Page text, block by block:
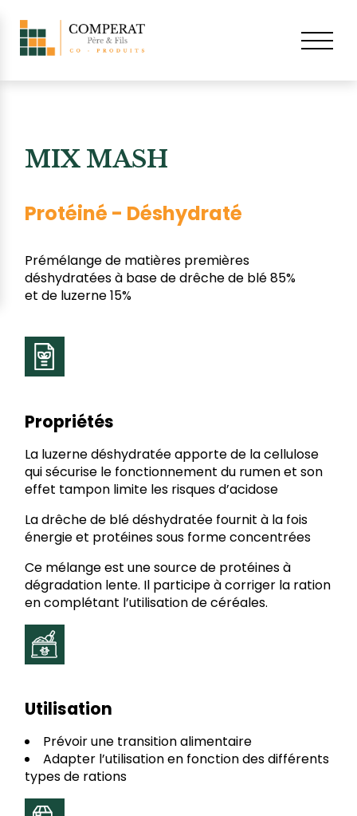
MIX MASH
Protéiné - Déshydraté
Prémélange de matières premières
déshydratées à base de drêche de blé 85%
et de luzerne 15%
Propriétés
La luzerne déshydratée apporte de la cellulose
qui sécurise le fonctionnement du rumen et son
effet tampon limite les risques d’acidose
La drêche de blé déshydratée fournit à la fois
énergie et protéines sous forme concentrées
Ce mélange est une source de protéines à
dégradation lente. Il participe à corriger la ration
en complétant l’utilisation de céréales.
Utilisation
Prévoir une transition alimentaire
Adapter l’utilisation en fonction des différents
types de rations